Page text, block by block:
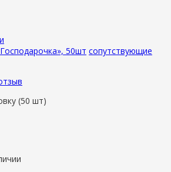
50шт сопутствующие
(50 шт)